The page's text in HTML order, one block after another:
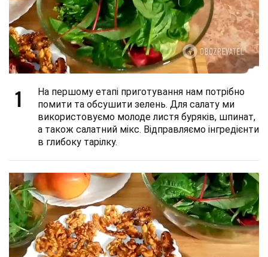
1
На першому етапі приготування нам потрібно
помити та обсушити зелень. Для салату ми
використовуємо молоде листя буряків, шпинат,
а також салатний мікс. Відправляємо інгредієнти
в глибоку тарілку.